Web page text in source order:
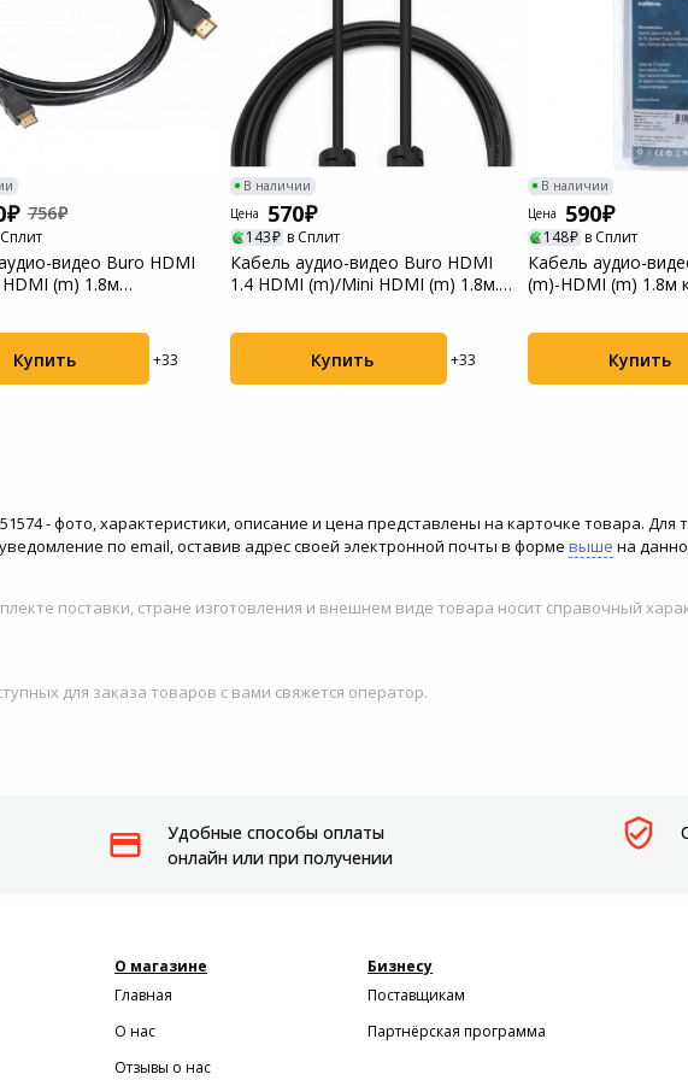
756
видео Buro HDMI
(m) 1.8м
Купить +33
В наличии
Цена
570
143 в Сплит
Кабель аудио-видео Buro HDMI
1.4 HDMI (m)/Mini HDMI (m) 1.8м.
Купить +33
В наличии
Цена
590
148 в Сплит
Кабель аудио-
(m)-HDMI (m) 1.8м
Купить
- фото, характеристики, описание и цена представлены на карточке товара. Для
по email, оставив адрес своей электронной почты в форме выше на
поставки, стране изготовления и внешнем виде товара носит справочный
для заказа товаров с вами свяжется оператор.
Удобные способы оплаты
онлайн или при получении
О магазине
Главная
О нас
Отзывы о нас
Бизнесу
Поставщикам
Партнёрская программа
Пылесосы садовые
Мотоблоки